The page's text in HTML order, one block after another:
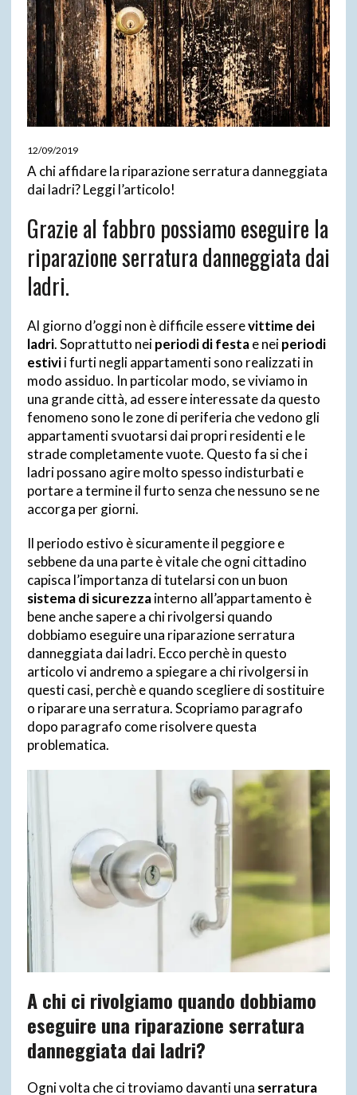
12/09/2019
A chi affidare la riparazione serratura danneggiata
dai ladri? Leggi l’articolo!
Grazie al fabbro possiamo eseguire la
riparazione serratura danneggiata dai
ladri.
Al giorno d’oggi non è difficile esserevittime dei
ladri. Soprattutto neiperiodi di festae neiperiodi
estivii furti negli appartamenti sono realizzati in
modo assiduo. In particolar modo, se viviamo in
una grande città, ad essere interessate da questo
fenomeno sono le zone di periferia che vedono gli
appartamenti svuotarsi dai propri residenti e le
strade completamente vuote. Questo fa si che i
ladri possano agire molto spesso indisturbati e
portare a termine il furto senza che nessuno se ne
accorga per giorni.
Il periodo estivo è sicuramente il peggiore e
sebbene da una parte è vitale che ogni cittadino
capisca l’importanza di tutelarsi con un buon
sistema di sicurezzainterno all’appartamento è
bene anche sapere a chi rivolgersi quando
dobbiamo eseguire una riparazione serratura
danneggiata dai ladri. Ecco perchè in questo
articolo vi andremo a spiegare a chi rivolgersi in
questi casi, perchè e quando scegliere di sostituire
o riparare una serratura. Scopriamo paragrafo
dopo paragrafo come risolvere questa
problematica.
A chi ci rivolgiamo quando dobbiamo
eseguire una riparazione serratura
danneggiata dai ladri?
Ogni volta che ci troviamo davanti una serratura